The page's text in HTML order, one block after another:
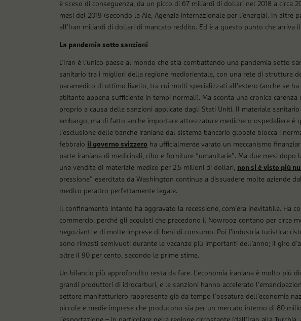
è sceso di conseguenza, da un picco di 67 miliardi di dollari nel 2018 a circa
mesi del 2019 (secondo la Aie, Agenzia internazionale per l’energia). In altre
all’Iran miliardi di dollari di mancato reddito. Ed è a questo punto che arriva
La pandemia sotto sanzioni
L’Iran è l’unico paese al mondo che stia combattendo una pandemia sotto
sanitario tra i migliori della regione mediorientale, con una rete di strutture
paramedico di ottimo livello, tra cui molti specializzati all’estero (anche se
abitante appena sufficiente in tempi normali). Ma sconta una cronica carenza
proprio a causa delle sanzioni applicate dagli Stati Uniti. Il materiale
embargo, ma di fatto anche importare attrezzature mediche o ospedaliere è
l’esclusione delle banche iraniane dal sistema bancario globale blocca i
febbraio il governo svizzero ha ufficialmente varato un meccanismo
parte iraniana di medicinali, cibo e forniture “umanitarie”. Ma due mesi dopo
una vendita di materiale medico per 2,5 milioni di dollari, non si è visto più
pressione” esercitata da Washington continua a dissuadere molte aziende
medico peraltro perfettamente legale.
Il confinamento intanto ha aggravato la recessione, com’era inevitabile. Ha
commercio, perché gli acquisti che precedono il Nowrooz contano per circa
negozianti e di molte imprese di beni di consumo. Poi l’industria turistica:
sono rimasti semivuoti durante le vacanze più importanti dell’anno; il giro
oltre il 90 per cento, secondo le prime stime.
Un bilancio più approfondito resta da fare. L’economia iraniana è molto più
grandi produttori di idrocarburi, e le sanzioni hanno accelerato
settore manifatturiero rappresenta già da tempo l’ossatura dell’economia
piccole e medie imprese che producono sia per un mercato interno di 80